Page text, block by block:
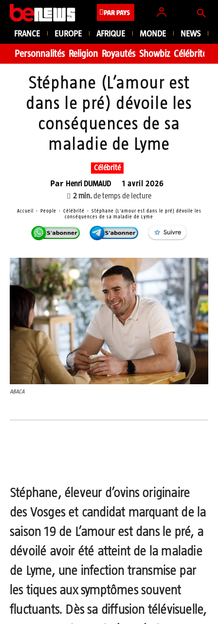
PAR PAYS
FRANCE EUROPE AFRIQUE MONDE NEWS
Personnalités Religion Royautés Showbiz Célébrité
Stéphane (L’amour est
dans le pré) dévoile les
conséquences de sa
maladie de Lyme
Célébrité
Par Henri DUMAUD
1 avril 2026
2 min.de temps de lecture
Accueil People Célébrité
Stéphane (L'amour est dans le pré) dévoile les
conséquences de sa maladie de Lyme
ABACA
Stéphane, éleveur d’ovins originaire
des Vosges et candidat marquant de la
saison 19 de L’amour est dans le pré, a
dévoilé avoir été atteint de la maladie
de Lyme, une infection transmise par
les tiques aux symptômes souvent
fluctuants. Dès sa diffusion télévisuelle,